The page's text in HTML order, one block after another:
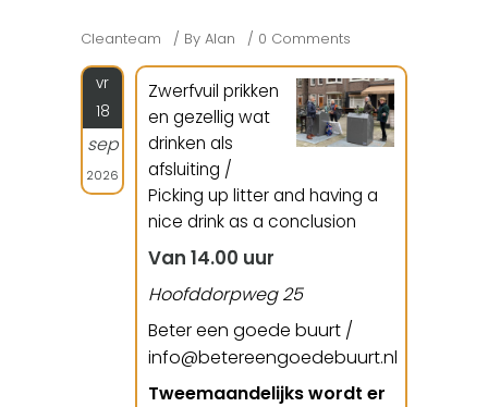
Cleanteam By Alan 0 Comments
vr
18
sep
2026
Zwerfvuil prikken
en gezellig wat
drinken als
afsluiting /
Picking up litter and having a
nice drink as a conclusion
Van 14.00 uur
Hoofddorpweg 25
Beter een goede buurt /
info@betereengoedebuurt.nl
Tweemaandelijks wordt er